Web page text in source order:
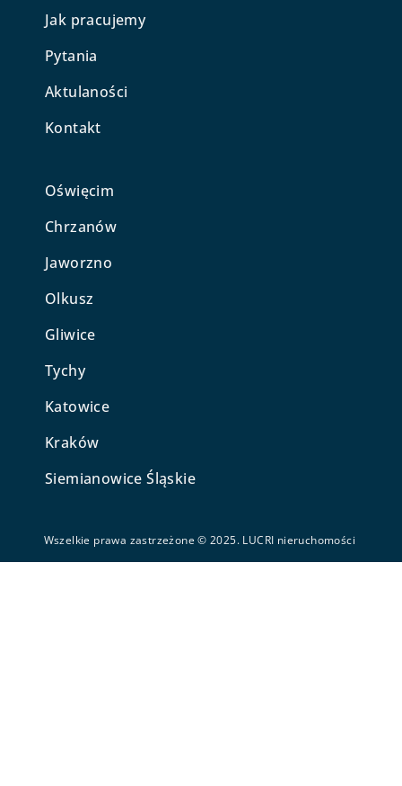
Jak pracujemy
Pytania
Aktulaności
Kontakt
Oświęcim
Chrzanów
Jaworzno
Olkusz
Gliwice
Tychy
Katowice
Kraków
Siemianowice Śląskie
Wszelkie prawa zastrzeżone © 2025. LUCRI nieruchomości